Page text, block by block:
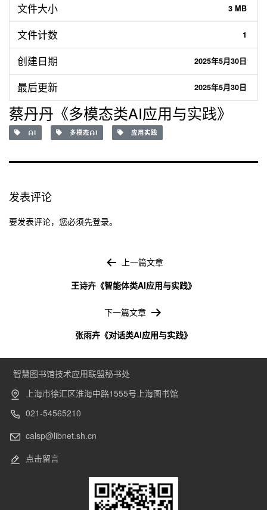
文件大小 3 MB
文件计数 1
创建日期 2025年5月30日
最后更新 2025年5月30日
蔡丹丹《多模态类AI应用与实践》
AI 多模态AI 应用实践
发表评论
要发表评论，您必须先登录。
上一篇文章
王诗卉《智能体类AI应用与实践》
下一篇文章
张雨卉《对话类AI应用与实践》
智慧图书馆技术应用联盟秘书处
上海市徐汇区淮海中路1555号上海图书馆
021-54565210
calsp@libnet.sh.cn
点击留言